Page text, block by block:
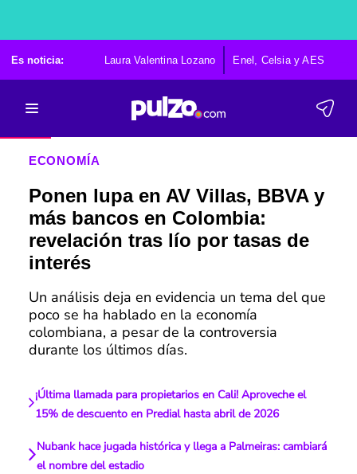
Es noticia: Laura Valentina Lozano Enel, Celsia y AES
ECONOMÍA
Ponen lupa en AV Villas, BBVA y
más bancos en Colombia:
revelación tras lío por tasas de
interés
Un análisis deja en evidencia un tema del que
poco se ha hablado en la economía
colombiana, a pesar de la controversia
durante los últimos días.
¡Última llamada para propietarios en Cali! Aproveche el
15% de descuento en Predial hasta abril de 2026
Nubank hace jugada histórica y llega a Palmeiras: cambiará
el nombre del estadio